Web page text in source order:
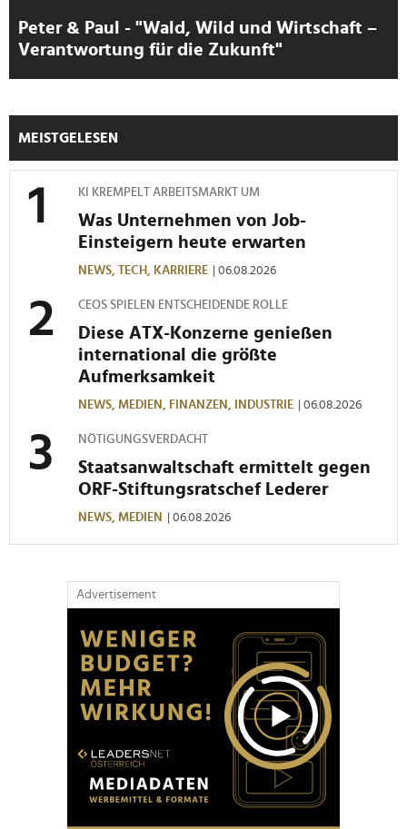
Peter & Paul - "Wald, Wild und Wirtschaft –
Verantwortung für die Zukunft"
MEISTGELESEN
KI KREMPELT ARBEITSMARKT UM
Was Unternehmen von Job-
Einsteigern heute erwarten
NEWS, TECH, KARRIERE | 06.08.2026
CEOS SPIELEN ENTSCHEIDENDE ROLLE
Diese ATX-Konzerne genießen
international die größte
Aufmerksamkeit
NEWS, MEDIEN, FINANZEN, INDUSTRIE | 06.08.2026
NÖTIGUNGSVERDACHT
Staatsanwaltschaft ermittelt gegen
ORF-Stiftungsratschef Lederer
NEWS, MEDIEN | 06.08.2026
Advertisement